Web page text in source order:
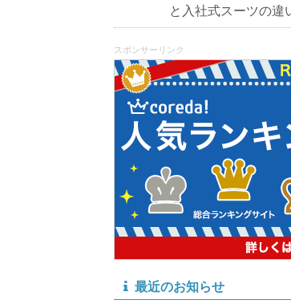
と入社式スーツの違
スポンサーリンク
最近のお知らせ